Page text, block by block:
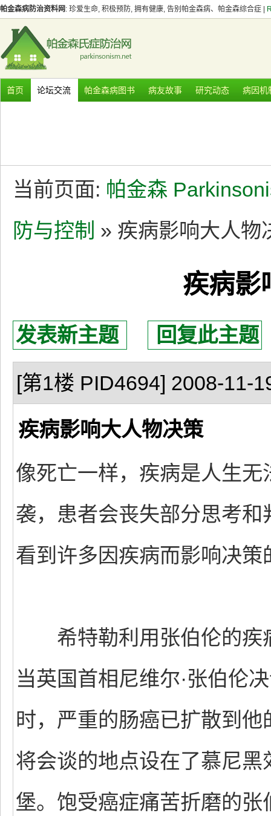
帕金森病防治资料网 : 珍爱生命, 积极预防, 拥有健康, 告别帕金森病、帕金森综合症 |
首页 论坛交流 帕金森病图书 病友故事 研究动态 病因机
当前页面: 帕金森
防与控制 » 疾病影响大人物
疾病影
发表新主题 回复此主题
[第1楼 PID4694] 2008-11-
疾病影响大人物决策
像死亡一样，疾病是人生
袭，患者会丧失部分思考
看到许多因疾病而影响决策
希特勒利用张伯伦的疾
当英国首相尼维尔·张伯伦
时，严重的肠癌已扩散到
将会谈的地点设在了慕尼
堡。饱受癌症痛苦折磨的